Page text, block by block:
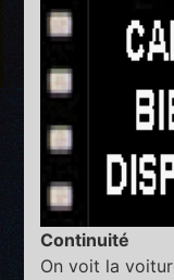
Continuité
On voit la